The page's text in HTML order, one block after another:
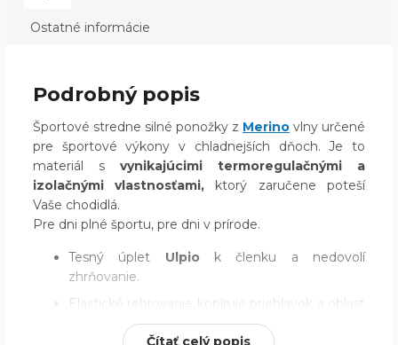
Ostatné informácie
Podrobný popis
Športové stredne silné ponožky z Merino vlny určené
pre športové výkony v chladnejších dňoch. Je to
materiál s vynikajúcimi termoregulačnými a
izolačnými vlastnosťami, ktorý zaručene poteší
Vaše chodidlá.
Pre dni plné športu, pre dni v prírode.
Tesný úplet Ulpio k členku a nedovolí
zhrňovanie.
Elastické rebrovanie kopíruje priehlavok a oblasť
členku a spodného lýtka.
Čítať celý popis